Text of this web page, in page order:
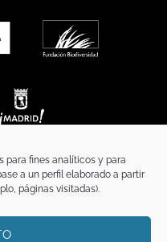
para fines analíticos y para
a un perfil elaborado a partir
páginas visitadas).